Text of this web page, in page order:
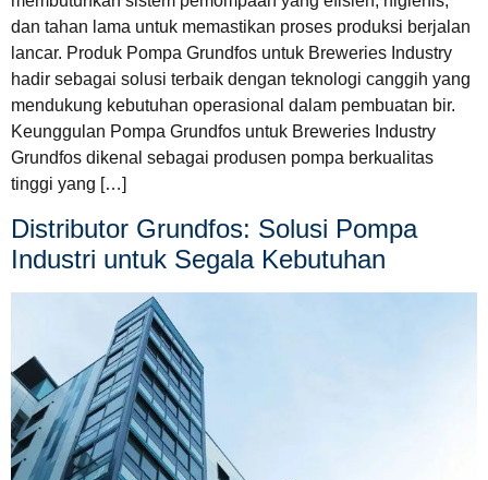
dan tahan lama untuk memastikan proses produksi berjalan
lancar. Produk Pompa Grundfos untuk Breweries Industry
hadir sebagai solusi terbaik dengan teknologi canggih yang
mendukung kebutuhan operasional dalam pembuatan bir.
Keunggulan Pompa Grundfos untuk Breweries Industry
Grundfos dikenal sebagai produsen pompa berkualitas
tinggi yang […]
Distributor Grundfos: Solusi Pompa
Industri untuk Segala Kebutuhan